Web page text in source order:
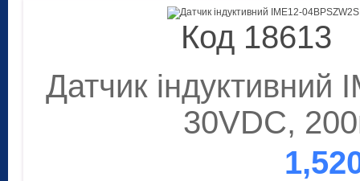
Код 18613
Датчик індуктивний
30VDC,